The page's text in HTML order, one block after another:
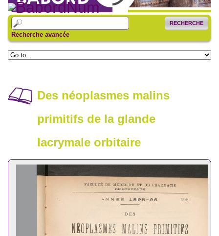
RECHERCHE
Recherche avancée
Des néoplasmes malins
primitifs de la glande
lacrymale orbitaire